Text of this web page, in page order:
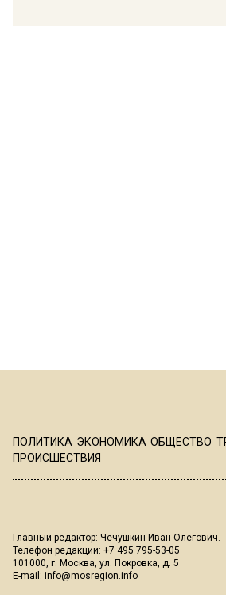
ПОЛИТИКА ЭКОНОМИКА ОБЩЕСТВО
ПРОИСШЕСТВИЯ
Главный редактор: Чечушкин Иван Олегович.
Телефон редакции: +7 495 795-53-05
101000, г. Москва, ул. Покровка, д. 5
E-mail: info@mosregion.info